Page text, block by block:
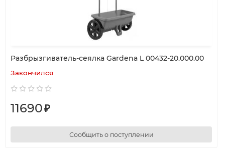
Разбрызгиватель-сеялка Gardena L 00432-20.000.00
Закончился
11690₽
Сообщить о поступлении